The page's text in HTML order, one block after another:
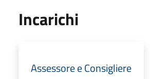
Incarichi
Assessore e Consigliere